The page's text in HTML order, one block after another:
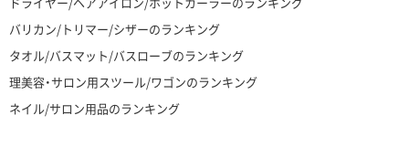
バリカン/トリマー/シザーのランキング
タオル/バスマット/バスローブのランキング
理美容・サロン用スツール/ワゴンのランキング
ネイル/サロン用品のランキング